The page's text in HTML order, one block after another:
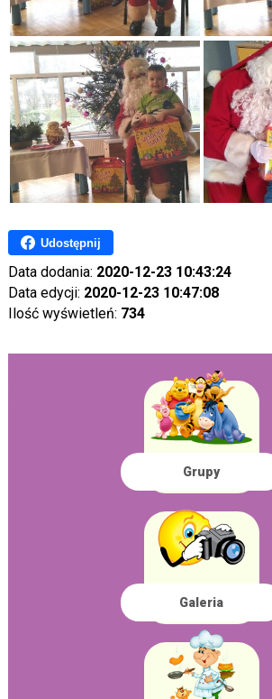
Udostępnij
Data dodania: 2020-12-23 10:43:24
Data edycji: 2020-12-23 10:47:08
Ilość wyświetleń: 734
Grupy
Galeria